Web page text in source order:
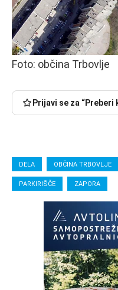
Foto: občina Trbovlje
Prijavi se za “Preberi
DELA OBČINA TRBOVLJE
PARKIRIŠČE ZAPORA